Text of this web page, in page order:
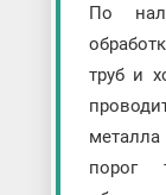
По
труб и
порог